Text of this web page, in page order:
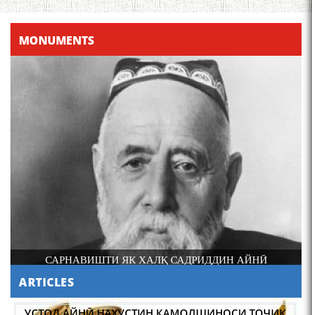
Что знают в Ташкенте о
Мирзо Турсунзаде, чьим
метро?
Осорхонаи Мирзо
Турсунзода Каратог
110 солагии шоири халқии
Тоҷикистон Мирзо
MONUMENTS
САРНАВИШТИ ЯК ХАЛҚ САДРИДДИН АЙНӢ
ARTICLES
УСТОД АЙНӢ НАХУСТИН КАМОЛШИНОСИ ТОҶИК